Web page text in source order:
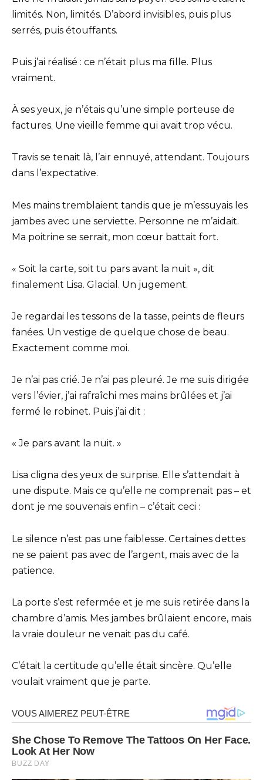
limités. Non, limités. D’abord invisibles, puis plus
serrés, puis étouffants.
Puis j’ai réalisé : ce n’était plus ma fille. Plus
vraiment.
À ses yeux, je n’étais qu’une simple porteuse de
factures. Une vieille femme qui avait trop vécu.
Travis se tenait là, l’air ennuyé, attendant. Toujours
dans l’expectative.
Mes mains tremblaient tandis que je m’essuyais les
jambes avec une serviette. Personne ne m’aidait.
Ma poitrine se serrait, mon cœur battait fort.
« Soit la carte, soit tu pars avant la nuit », dit
finalement Lisa. Glacial. Un jugement.
Je regardai les tessons de la tasse, peints de fleurs
fanées. Un vestige de quelque chose de beau.
Exactement comme moi.
Je n’ai pas crié. Je n’ai pas pleuré. Je me suis dirigée
vers l’évier, j’ai rafraîchi mes mains brûlées et j’ai
fermé le robinet. Puis j’ai dit :
« Je pars avant la nuit. »
Lisa cligna des yeux de surprise. Elle s’attendait à
une dispute. Mais ce qu’elle ne comprenait pas – et
dont je me souvenais enfin – c’était ceci :
Le silence n’est pas une faiblesse. Certaines dettes
ne se paient pas avec de l’argent, mais avec de la
patience.
La porte s’est refermée et je me suis retirée dans la
chambre d’amis. Mes jambes brûlaient encore, mais
la vraie douleur ne venait pas du café.
C’était la certitude qu’elle était sincère. Qu’elle
voulait vraiment que je parte.